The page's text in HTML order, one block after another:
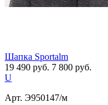
Шапка Sportalm
19 490 руб. 7 800 руб.
U
Арт. Э950147/м